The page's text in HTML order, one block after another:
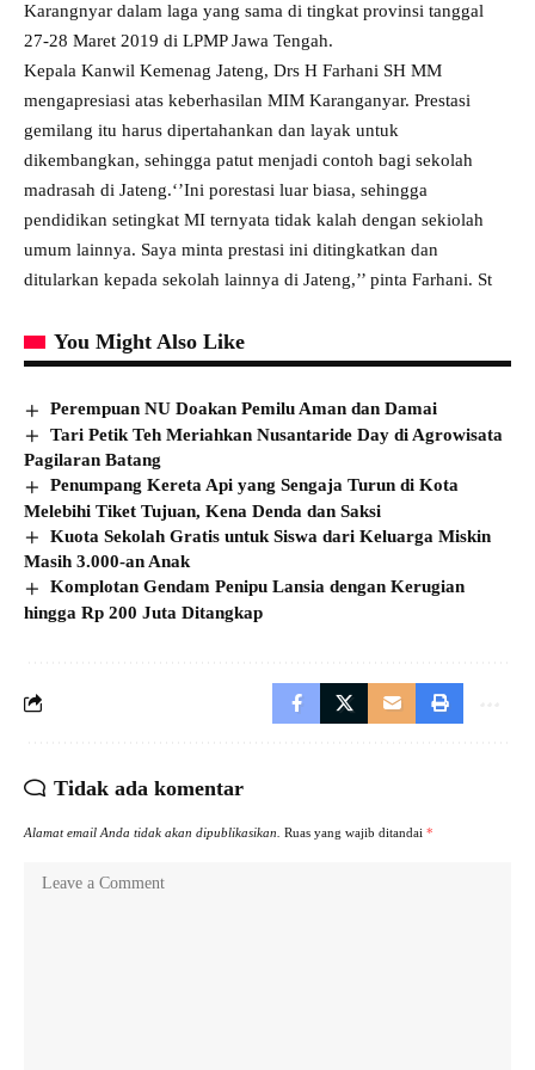
Karangnyar dalam laga yang sama di tingkat provinsi tanggal
27-28 Maret 2019 di LPMP Jawa Tengah.
Kepala Kanwil Kemenag Jateng, Drs H Farhani SH MM
mengapresiasi atas keberhasilan MIM Karanganyar. Prestasi
gemilang itu harus dipertahankan dan layak untuk
dikembangkan, sehingga patut menjadi contoh bagi sekolah
madrasah di Jateng.‘’Ini porestasi luar biasa, sehingga
pendidikan setingkat MI ternyata tidak kalah dengan sekiolah
umum lainnya. Saya minta prestasi ini ditingkatkan dan
ditularkan kepada sekolah lainnya di Jateng,’’ pinta Farhani. St
You Might Also Like
Perempuan NU Doakan Pemilu Aman dan Damai
Tari Petik Teh Meriahkan Nusantaride Day di Agrowisata
Pagilaran Batang
Penumpang Kereta Api yang Sengaja Turun di Kota
Melebihi Tiket Tujuan, Kena Denda dan Saksi
Kuota Sekolah Gratis untuk Siswa dari Keluarga Miskin
Masih 3.000-an Anak
Komplotan Gendam Penipu Lansia dengan Kerugian
hingga Rp 200 Juta Ditangkap
Tidak ada komentar
Alamat email Anda tidak akan dipublikasikan. Ruas yang wajib ditandai *